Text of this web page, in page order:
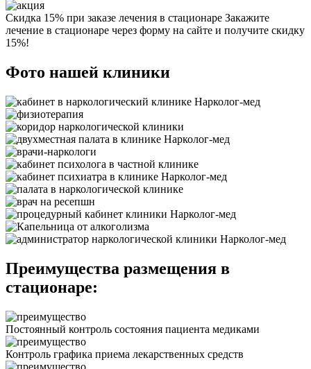
Скидка 15% при заказе лечения в стационаре Закажите
лечение в стационаре через форму на сайте и получите скидку
15%!
Фото нашей клиники
Преимущества размещения в
стационаре:
Постоянный контроль состояния пациента медиками
Контроль графика приема лекарственных средств